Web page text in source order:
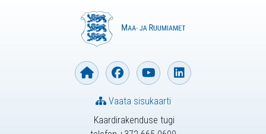
Kaardirakenduse tugi
Vaata sisukaarti